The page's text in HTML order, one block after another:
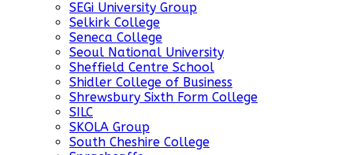
SEGi University Group
Selkirk College
Seneca College
Seoul National University
Sheffield Centre School
Shidler College of Business
Shrewsbury Sixth Form College
SILC
SKOLA Group
South Cheshire College